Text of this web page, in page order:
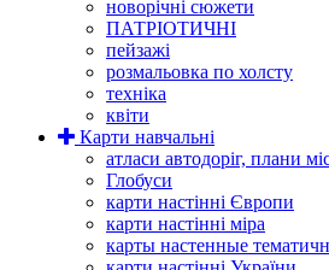
новорічні сюжети
ПАТРІОТИЧНІ
пейзажі
розмальовка по холсту
техніка
квіти
Карти навчальні
атласи автодоріг, плани
Глобуси
карти настінні Європи
карти настінні міра
карты настенные